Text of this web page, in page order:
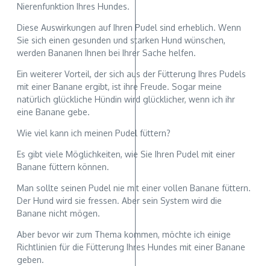
Nierenfunktion Ihres Hundes.
Diese Auswirkungen auf Ihren Pudel sind erheblich. Wenn
Sie sich einen gesunden und starken Hund wünschen,
werden Bananen Ihnen bei Ihrer Sache helfen.
Ein weiterer Vorteil, der sich aus der Fütterung Ihres Pudels
mit einer Banane ergibt, ist ihre Freude. Sogar meine
natürlich glückliche Hündin wird glücklicher, wenn ich ihr
eine Banane gebe.
Wie viel kann ich meinen Pudel füttern?
Es gibt viele Möglichkeiten, wie Sie Ihren Pudel mit einer
Banane füttern können.
Man sollte seinen Pudel nie mit einer vollen Banane füttern.
Der Hund wird sie fressen. Aber sein System wird die
Banane nicht mögen.
Aber bevor wir zum Thema kommen, möchte ich einige
Richtlinien für die Fütterung Ihres Hundes mit einer Banane
geben.